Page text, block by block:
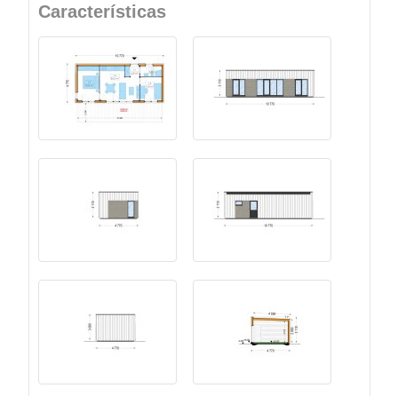
Características